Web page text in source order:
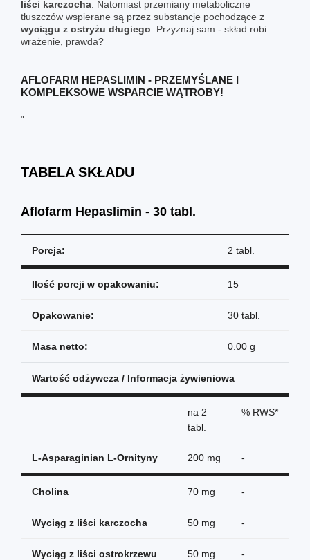
liści karczocha . Natomiast przemiany metaboliczne
tłuszczów wspierane są przez substancje pochodzące z
wyciągu z ostryżu długiego . Przyznaj sam - skład robi
wrażenie, prawda?
AFLOFARM HEPASLIMIN - PRZEMYŚLANE I
KOMPLEKSOWE WSPARCIE WĄTROBY!
"
TABELA SKŁADU
Aflofarm Hepaslimin - 30 tabl.
Porcja: 2 tabl.
Ilość porcji w opakowaniu: 15
Opakowanie: 30 tabl.
Masa netto: 0.00 g
Wartość odżywcza / Informacja żywieniowa
na 2
tabl.
% RWS*
L-Asparaginian L-Ornityny 200 mg -
Cholina 70 mg -
Wyciąg z liści karczocha 50 mg -
Wyciąg z liści ostrokrzewu
50 mg -